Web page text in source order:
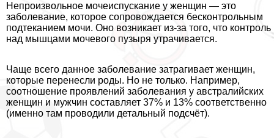
Непроизвольное мочеиспускание у женщин — это
заболевание, которое сопровождается бесконтрольным
подтеканием мочи. Оно возникает из-за того, что контроль
над мышцами мочевого пузыря утрачивается.
Чаще всего данное заболевание затрагивает женщин,
которые перенесли роды. Но не только. Например,
соотношение проявлений заболевания у австралийских
женщин и мужчин составляет 37% и 13% соответственно
(именно там проводили детальный подсчёт).